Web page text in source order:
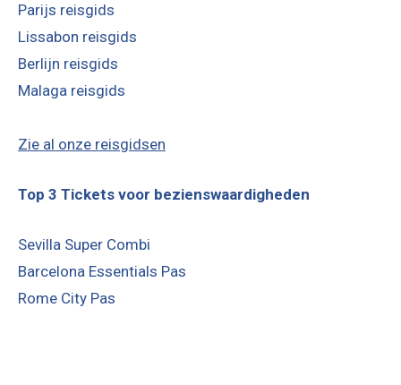
Parijs reisgids
Lissabon reisgids
Berlijn reisgids
Malaga reisgids
Zie al onze reisgidsen
Top 3 Tickets voor bezienswaardigheden
Sevilla Super Combi
Barcelona Essentials Pas
Rome City Pas